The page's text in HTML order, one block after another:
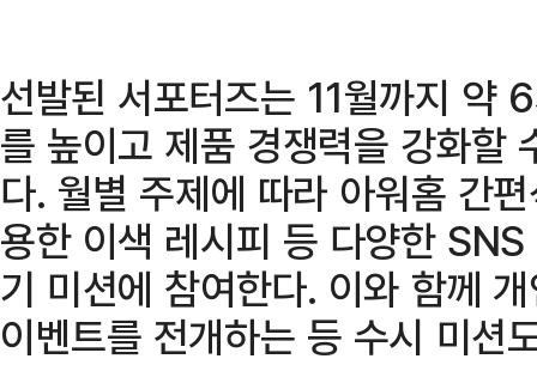
선발된 서포터즈는 11월까지 약
를 높이고 제품 경쟁력을 강화할
다. 월별 주제에 따라 아워홈 간
용한 이색 레시피 등 다양한
기 미션에 참여한다. 이와 함께
이벤트를 전개하는 등 수시 미션